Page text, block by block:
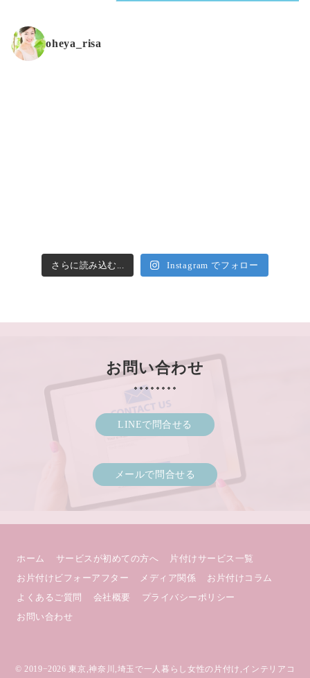
oheya_risa
さらに読み込む... Instagram でフォロー
お問い合わせ
LINEで問合せる
メールで問合せる
ホーム サービスが初めての方へ
片付けサービス一覧
お片付けビフォーアフター
メディア関係
お片付けコラム
よくあるご質問
会社概要
プライバシーポリシー
お問い合わせ
© 2019−2026 東京,神奈川,埼玉で一人暮らし女性の片付け,インテリアコ